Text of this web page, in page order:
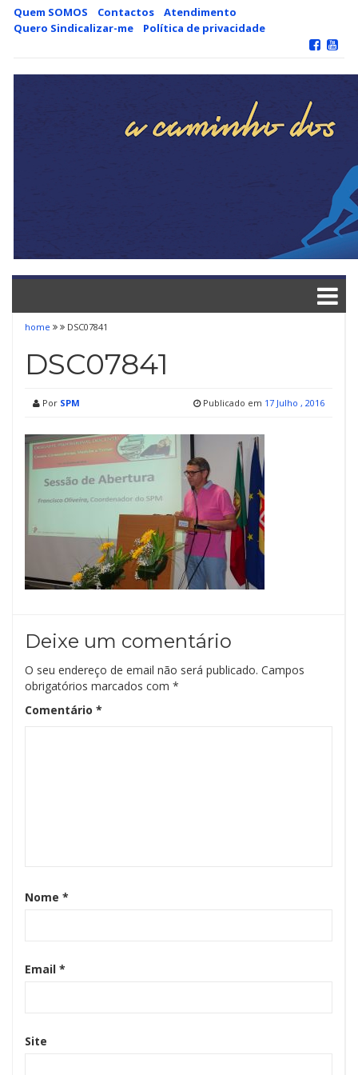
Skip
content
Quem SOMOS Contactos
Atendimento
Quero Sindicalizar-me
Política de privacidade
home DSC07841
DSC07841
Por SPM Publicado em 17 Julho , 2016
Deixe um comentário
O seu endereço de email não será publicado. Campos
obrigatórios marcados com *
Comentário *
Nome *
Email *
Site